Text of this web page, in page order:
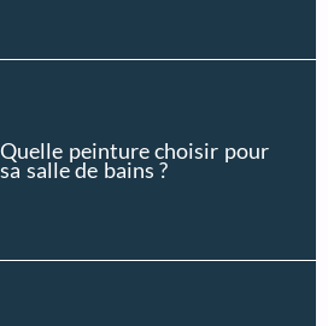
Quelle peinture choisir pour
sa salle de bains ?